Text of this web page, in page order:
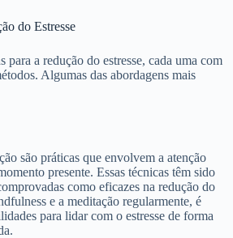
do Estresse
para a redução do estresse, cada uma com
Algumas das abordagens mais
são práticas que envolvem a atenção
presente. Essas técnicas têm sido
como eficazes na redução do
e a meditação regularmente, é
para lidar com o estresse de forma